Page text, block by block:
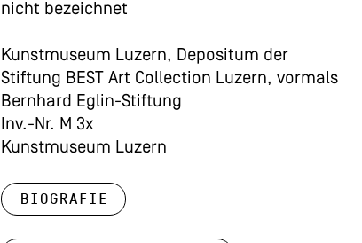
nicht bezeichnet
Kunstmuseum Luzern, Depositum der
Stiftung BEST Art Collection Luzern, vormals
Bernhard Eglin-Stiftung
Inv.-Nr. M 3x
Kunstmuseum Luzern
Biografie